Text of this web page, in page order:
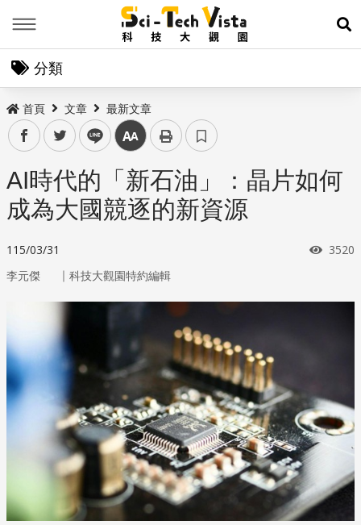
展
分類
首頁 文章 最新文章
facebooktwitter line 中
AI時代的「新石油」：晶片如何
成為大國競逐的新資源
115/03/31 瀏覽
3520
李元傑 ｜ 科技大觀園特約編輯